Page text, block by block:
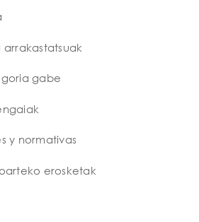
arrakastatsuak
gabe
y normativas
erosketak